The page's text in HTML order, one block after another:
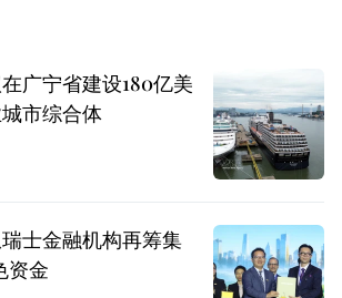
广宁省建设180亿美
市综合体
士金融机构再筹集
资金